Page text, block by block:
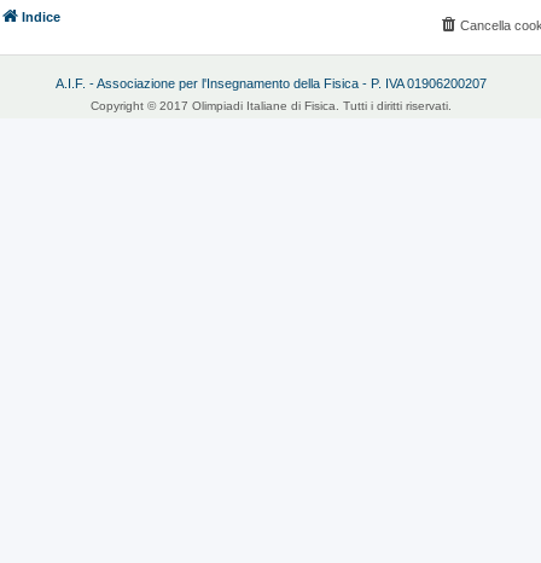
Indice
Cancella
A.I.F. - Associazione per l'Insegnamento della Fisica - P. IVA 01906200207
Copyright © 2017 Olimpiadi Italiane di Fisica. Tutti i diritti riservati.